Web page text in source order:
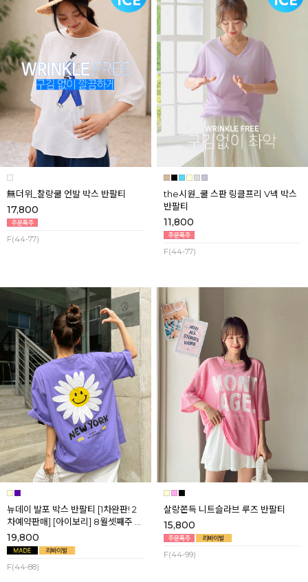
無더위_찰랑쿨 언발 박스 반팔티
17,800
F(44-77)
the시원_쿨 스판 링클프리 V넥 박스
반팔티
11,800
F(44-77)
뉴데이 발포 박스 반팔티 [1차완판! 2
차예약판매] [아이보리] 8월셋째주 순
차배송
19,800
F(44-88)
살랑쫀득 니트슬라브 루즈 반팔티
15,800
F(44-99)